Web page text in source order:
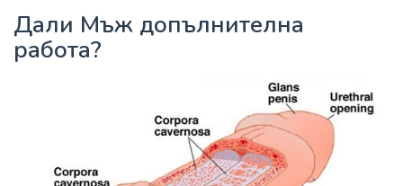
Дали Мъж допълнителна
работа?